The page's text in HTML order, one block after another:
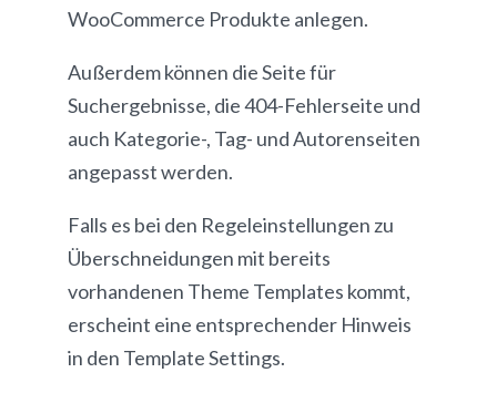
WooCommerce Produkte anlegen.
Außerdem können die Seite für
Suchergebnisse, die 404-Fehlerseite und
auch Kategorie-, Tag- und Autorenseiten
angepasst werden.
Falls es bei den Regeleinstellungen zu
Überschneidungen mit bereits
vorhandenen Theme Templates kommt,
erscheint eine entsprechender Hinweis
in den Template Settings.